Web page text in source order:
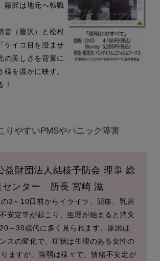
藤沢は地元へ転職
（藤沢）と松村
ケイコ目を澄ませ
の美しさを背景に
様を温かに映す。
！
りやすいPMSやパニック障害
益財団法人結核予防会 理事 総
センター 所長 宮崎 滋
3～10日前からイライラ、頭痛、乳房
安定等が起こり、生理が始まると消失
～30歳代に多く見られます。原因は
スの変化で、症状は生理のある女性の
ますが、強弱は様々で、情緒不安定が